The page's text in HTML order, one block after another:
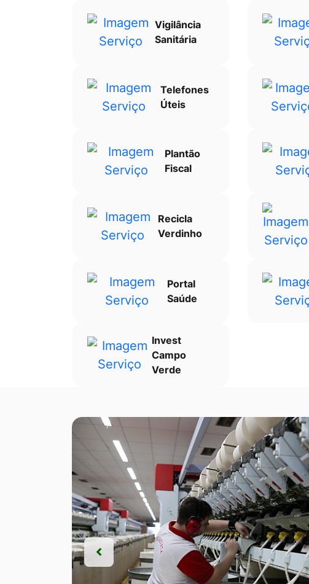
Vigilância
Sanitária
Telefones
Úteis
Plantão
Fiscal
Recicla
Verdinho
Portal
Saúde
Invest
Campo
Verde
Anterior
Anterior